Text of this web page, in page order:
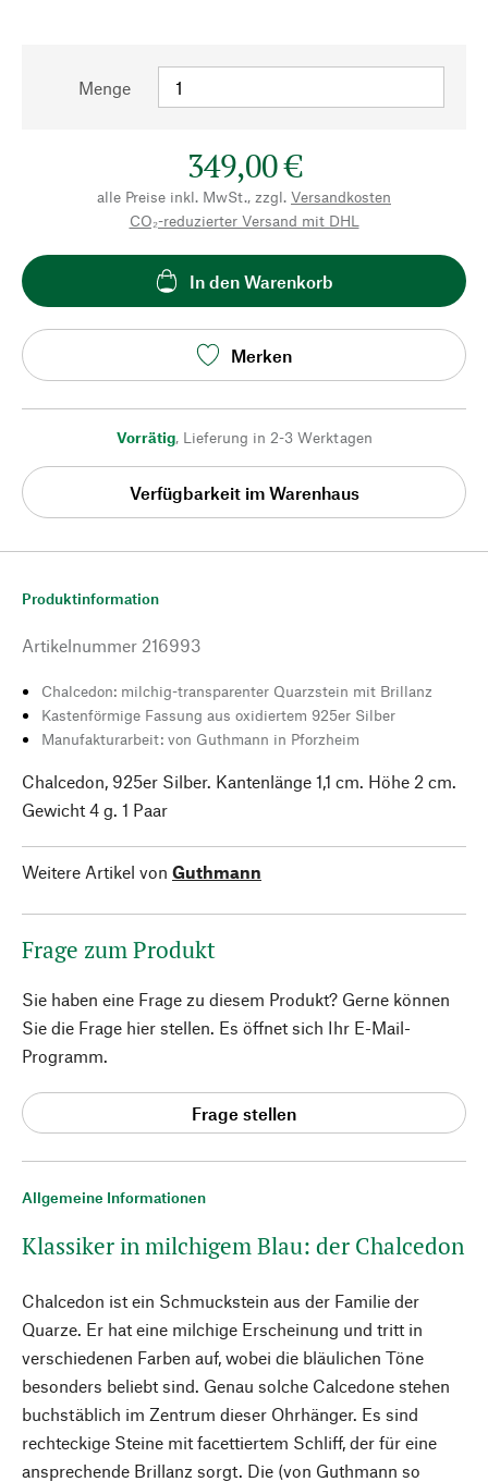
Menge
349,00 €
alle Preise inkl. MwSt., zzgl. Versandkosten
CO₂-reduzierter Versand mit DHL
In den Warenkorb
Merken
Vorrätig, Lieferung in 2-3 Werktagen
Verfügbarkeit im Warenhaus
Allgemeine Informationen
Klassiker in milchigem Blau: der Chalcedon
Chalcedon ist ein Schmuckstein aus der Familie der
Quarze. Er hat eine milchige Erscheinung und tritt in
verschiedenen Farben auf, wobei die bläulichen Töne
besonders beliebt sind. Genau solche Calcedone stehen
buchstäblich im Zentrum dieser Ohrhänger. Es sind
rechteckige Steine mit facettiertem Schliff, der für eine
ansprechende Brillanz sorgt. Die (von Guthmann so
Produktinformation
Artikelnummer 216993
Chalcedon: milchig-transparenter Quarzstein mit Brillanz
Kastenförmige Fassung aus oxidiertem 925er Silber
Manufakturarbeit: von Guthmann in Pforzheim
Chalcedon, 925er Silber. Kantenlänge 1,1 cm. Höhe 2 cm.
Gewicht 4 g. 1 Paar
Weitere Artikel von Guthmann
Frage zum Produkt
Sie haben eine Frage zu diesem Produkt? Gerne können
Sie die Frage hier stellen. Es öffnet sich Ihr E-Mail-
Programm.
Frage stellen